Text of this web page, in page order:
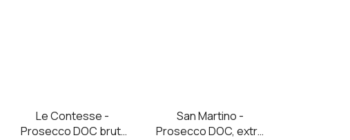
Le Contesse -
Prosecco DOC brut,
San Martino -
Prosecco DOC, extra